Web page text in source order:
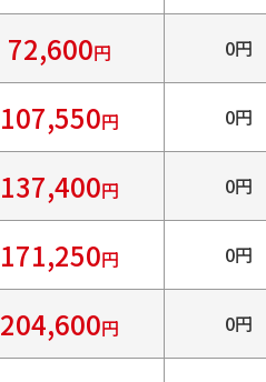
72,600円 0円
107,550円 0円
137,400円 0円
171,250円 0円
204,600円 0円